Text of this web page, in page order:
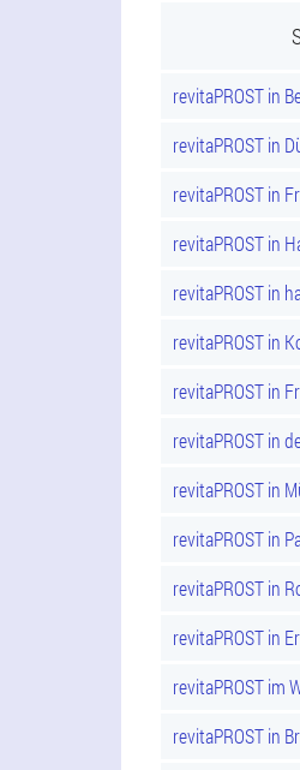
revitaPROST in
revitaPROST in
revitaPROST in
revitaPROST in
revitaPROST in
revitaPROST in
revitaPROST in
revitaPROST in
revitaPROST in
revitaPROST in
revitaPROST in
revitaPROST in
revitaPROST im
revitaPROST in